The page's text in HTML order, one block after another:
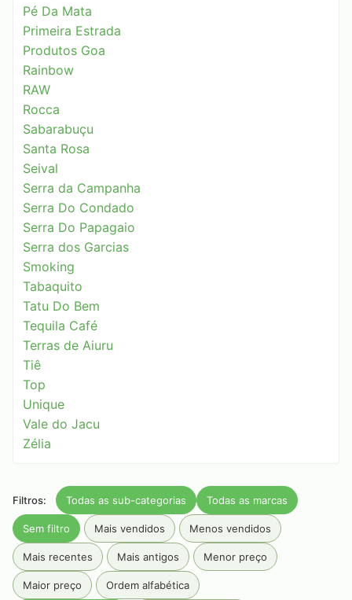
Pé Da Mata
Primeira Estrada
Produtos Goa
Rainbow
RAW
Rocca
Sabarabuçu
Santa Rosa
Seival
Serra da Campanha
Serra Do Condado
Serra Do Papagaio
Serra dos Garcias
Smoking
Tabaquito
Tatu Do Bem
Tequila Café
Terras de Aiuru
Tiê
Top
Unique
Vale do Jacu
Zélia
Filtros: Todas as sub-categorias Todas as marcas
Sem filtro Mais vendidos Menos vendidos
Mais recentes Mais antigos Menor preço
Maior preço Ordem alfabética